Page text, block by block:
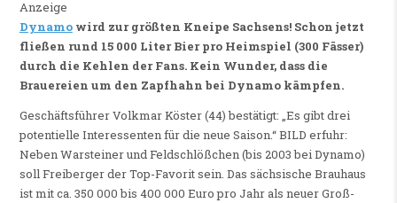
Anzeige
Dynamowird zur größten Kneipe Sachsens! Schon jetzt
fließen rund 15 000 Liter Bier pro Heimspiel (300 Fässer)
durch die Kehlen der Fans. Kein Wunder, dass die
Brauereien um den Zapfhahn bei Dynamo kämpfen.
Geschäftsführer Volkmar Köster (44) bestätigt: „Es gibt drei
potentielle Interessenten für die neue Saison.“ BILD erfuhr:
Neben Warsteiner und Feldschlößchen (bis 2003 bei Dynamo)
soll Freiberger der Top-Favorit sein. Das sächsische Brauhaus
ist mit ca. 350 000 bis 400 000 Euro pro Jahr als neuer Groß-